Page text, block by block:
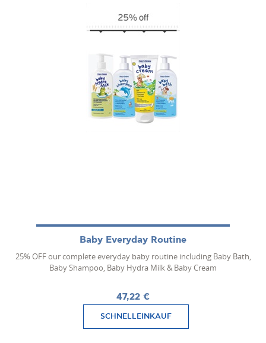
Baby Everyday Routine
25% OFF our complete everyday baby routine including Baby Bath,
Baby Shampoo, Baby Hydra Milk & Baby Cream
47,22 €
SCHNELLEINKAUF